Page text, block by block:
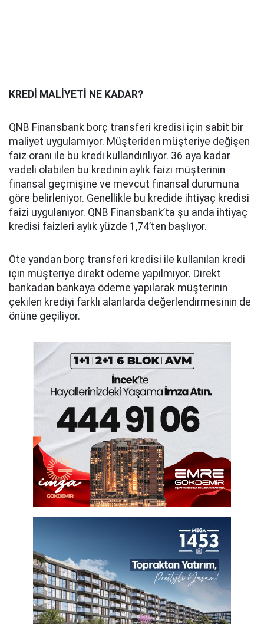
KREDİ MALİYETİ NE KADAR?
QNB Finansbank borç transferi kredisi için sabit bir
maliyet uygulamıyor. Müşteriden müşteriye değişen
faiz oranı ile bu kredi kullandırılıyor. 36 aya kadar
vadeli olabilen bu kredinin aylık faizi müşterinin
finansal geçmişine ve mevcut finansal durumuna
göre belirleniyor. Genellikle bu kredide ihtiyaç kredisi
faizi uygulanıyor. QNB Finansbank’ta şu anda ihtiyaç
kredisi faizleri aylık yüzde 1,74’ten başlıyor.
Öte yandan borç transferi kredisi ile kullanılan kredi
için müşteriye direkt ödeme yapılmıyor. Direkt
bankadan bankaya ödeme yapılarak müşterinin
çekilen krediyi farklı alanlarda değerlendirmesinin de
önüne geçiliyor.